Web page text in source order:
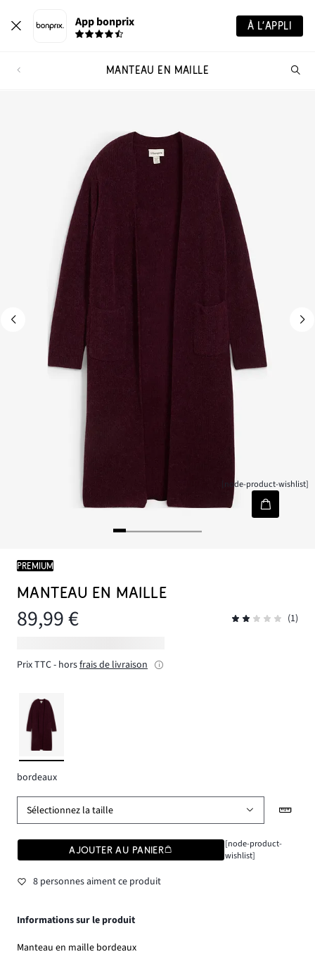
App bonprix À L’APPLI
MANTEAU EN MAILLE
[node-product-wishlist]
PREMIUM
MANTEAU EN MAILLE
89,99 € (1)
Prix TTC - horsfrais de livraison
bordeaux
Sélectionnez la taille
AJOUTER AU PANIER
[node-product-
wishlist]
8 personnes aiment ce produit
Informations sur le produit
Manteau en maille bordeaux